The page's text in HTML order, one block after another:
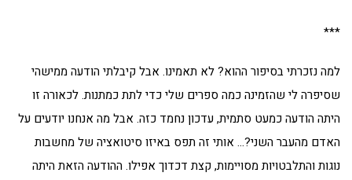
***
למה נזכרתי בסיפור ההוא? לא תאמינו. אבל קיבלתי הודעה ממישהי
שסיפרה לי שהזמינה כמה ספרים שלי כדי לתת כמתנות. לכאורה זו
היתה הודעה כמעט סתמית, עדכון נחמד כזה. אבל מה אנחנו יודעים על
האדם מהעבר השני?… אותי זה תפס באיזו סיטואציה של מחשבות
נוגות והתלבטויות מסויימות, קצת דכדוך אפילו. ההודעה הזאת היתה